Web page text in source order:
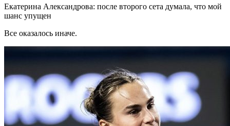
Екатерина Александрова: после второго сета думала, что мой
шанс упущен
Все оказалось иначе.